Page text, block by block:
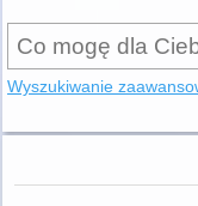
Wyszukiwanie